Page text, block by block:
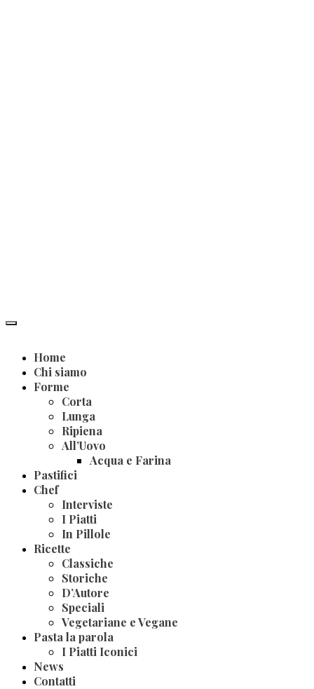
Home
Chi siamo
Forme
Corta
Lunga
Ripiena
All’Uovo
Acqua e Farina
Pastifici
Chef
Interviste
I Piatti
In Pillole
Ricette
Classiche
Storiche
D’Autore
Speciali
Vegetariane e Vegane
Pasta la parola
I Piatti Iconici
News
Contatti